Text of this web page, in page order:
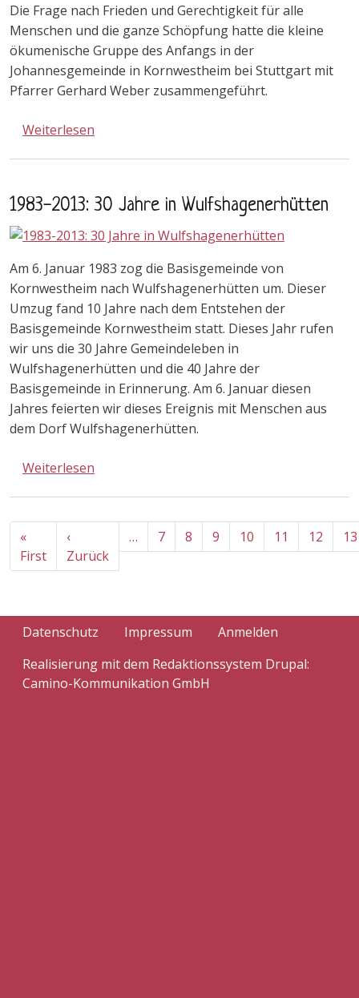
Die Frage nach Frieden und Gerechtigkeit für alle
Menschen und die ganze Schöpfung hatte die kleine
ökumenische Gruppe des Anfangs in der
Johannesgemeinde in Kornwestheim bei Stuttgart mit
Pfarrer Gerhard Weber zusammengeführt.
Weiterlesen
1983-2013: 30 Jahre in Wulfshagenerhütten
Am 6. Januar 1983 zog die Basisgemeinde von
Kornwestheim nach Wulfshagenerhütten um. Dieser
Umzug fand 10 Jahre nach dem Entstehen der
Basisgemeinde Kornwestheim statt. Dieses Jahr rufen
wir uns die 30 Jahre Gemeindeleben in
Wulfshagenerhütten und die 40 Jahre der
Basisgemeinde in Erinnerung. Am 6. Januar diesen
Jahres feierten wir dieses Ereignis mit Menschen aus
dem Dorf Wulfshagenerhütten.
Weiterlesen
Seitennummerierung
«
FirstErste Seite
‹
ZurückVorherige Seite
… 7 8 9 10 11 12 13
Benutzermenü
Datenschutz Impressum
Anmelden
Realisierung mit dem Redaktionssystem Drupal:
Camino-Kommunikation GmbH